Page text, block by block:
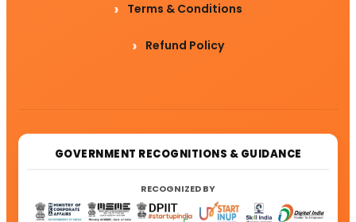
Terms & Conditions
Refund Policy
GOVERNMENT RECOGNITIONS & GUIDANCE
RECOGNIZED BY